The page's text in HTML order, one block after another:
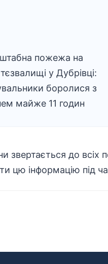
пожежа на
у Дубрівці:
боролися з
майже 11 годин
звертається до
цю інформацію під